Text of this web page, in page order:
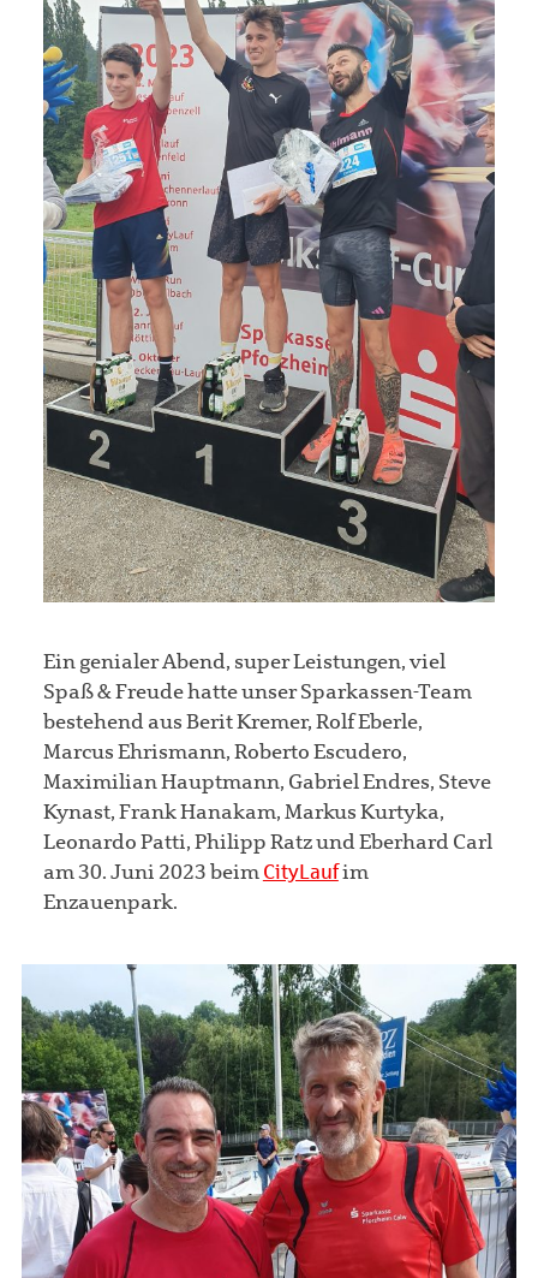
Ein genialer Abend, super Leistungen, viel
Spaß & Freude hatte unser Sparkassen-Team
bestehend aus Berit Kremer, Rolf Eberle,
Marcus Ehrismann, Roberto Escudero,
Maximilian Hauptmann, Gabriel Endres, Steve
Kynast, Frank Hanakam, Markus Kurtyka,
Leonardo Patti, Philipp Ratz und Eberhard Carl
am 30. Juni 2023 beim CityLaufim
Enzauenpark.